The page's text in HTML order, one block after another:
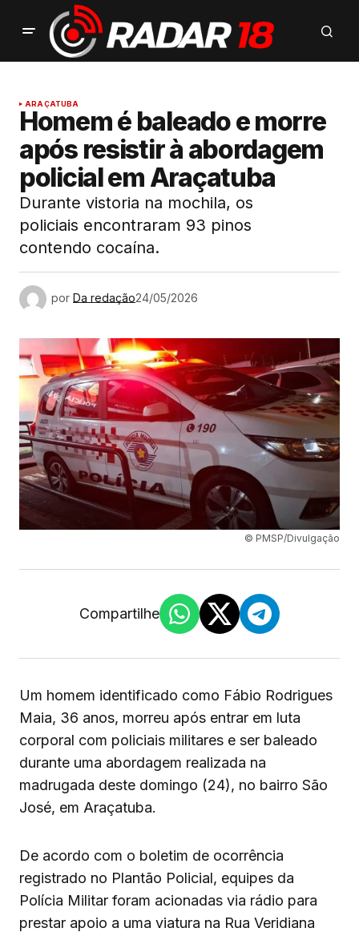
ARAÇATUBA
Homem é baleado e morre
após resistir à abordagem
policial em Araçatuba
Durante vistoria na mochila, os
policiais encontraram 93 pinos
contendo cocaína.
por Da redação24/05/2026
© PMSP/Divulgação
Compartilhe
Um homem identificado como Fábio Rodrigues
Maia, 36 anos, morreu após entrar em luta
corporal com policiais militares e ser baleado
durante uma abordagem realizada na
madrugada deste domingo (24), no bairro São
José, em Araçatuba.
De acordo com o boletim de ocorrência
registrado no Plantão Policial, equipes da
Polícia Militar foram acionadas via rádio para
prestar apoio a uma viatura na Rua Veridiana